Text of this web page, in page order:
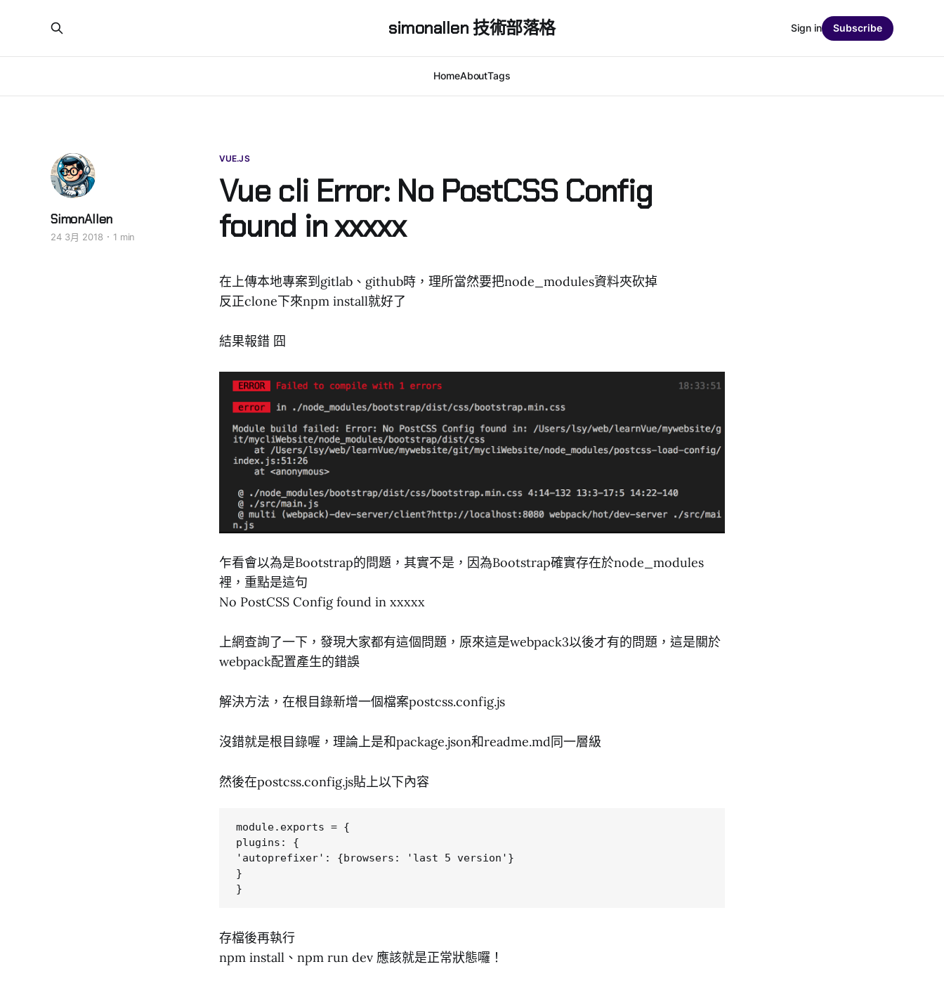
simonallen 技術部落格
HomeAboutTags
Sign in Subscribe
VUE.JS
Vue cli Error: No PostCSS Config
found in xxxxx
SimonAllen
24 3月 2018 1 min
在上傳本地專案到gitlab、github時，理所當然要把node_modules資料夾砍掉
反正clone下來npm install就好了
結果報錯 囧
乍看會以為是Bootstrap的問題，其實不是，因為Bootstrap確實存在於node_modules
裡，重點是這句
No PostCSS Config found in xxxxx
上網查詢了一下，發現大家都有這個問題，原來這是webpack3以後才有的問題，這是關於
webpack配置產生的錯誤
解決方法，在根目錄新增一個檔案postcss.config.js
沒錯就是根目錄喔，理論上是和package.json和readme.md同一層級
然後在postcss.config.js貼上以下內容
module.exports = {
plugins: {
'autoprefixer': {browsers: 'last 5 version'}
}
存檔後再執行
npm install、npm run dev 應該就是正常狀態囉！